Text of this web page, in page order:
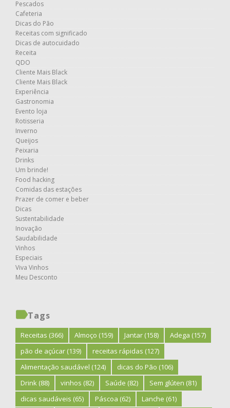
Pescados
Cafeteria
Dicas do Pão
Receitas com significado
Dicas de autocuidado
Receita
QDO
Cliente Mais Black
Cliente Mais Black
Experiência
Gastronomia
Evento loja
Rotisseria
Inverno
Queijos
Peixaria
Drinks
Um brinde!
Food hacking
Comidas das estações
Prazer de comer e beber
Dicas
Sustentabilidade
Inovação
Saudabilidade
Vinhos
Especiais
Viva Vinhos
Meu Desconto
Tags
Receitas (366) Almoço (159) Jantar (158) Adega (157)
pão de açúcar (139) receitas rápidas (127)
Alimentação saudável (124) dicas do Pão (106)
Drink (88) vinhos (82) Saúde (82) Sem glúten (81)
dicas saudáveis (65) Páscoa (62) Lanche (61)